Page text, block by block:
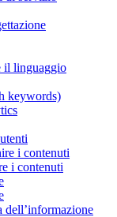
il linguaggio
keywords)
i contenuti
i contenuti
dell’informazione